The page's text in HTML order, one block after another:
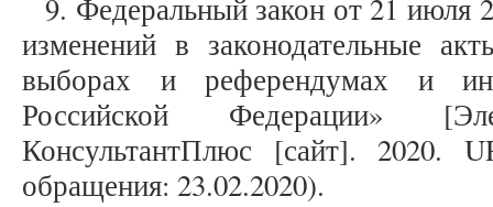
9. Федеральный закон от 21
изменений в законодательные
выборах и референдумах и
Российской Федерации»
КонсультантПлюс [сайт]. 2020.
обращения: 23.02.2020).